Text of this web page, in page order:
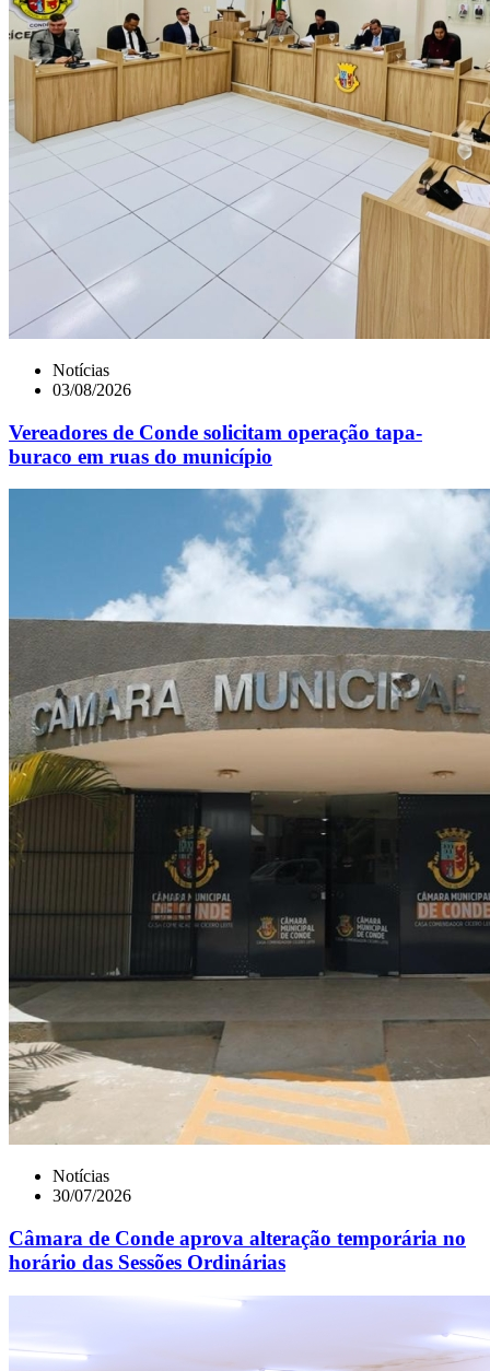
Notícias
03/08/2026
Vereadores de Conde solicitam operação tapa-
buraco em ruas do município
Notícias
30/07/2026
Câmara de Conde aprova alteração temporária no
horário das Sessões Ordinárias